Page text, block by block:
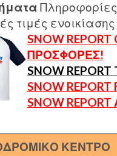
τιμές ενοικίασης
SNOW REPORT
ΠΡΟΣΦΟΡΕΣ!
SNOW REPORT
SNOW REPORT
SNOW
ΚΕΝΤΡΟ